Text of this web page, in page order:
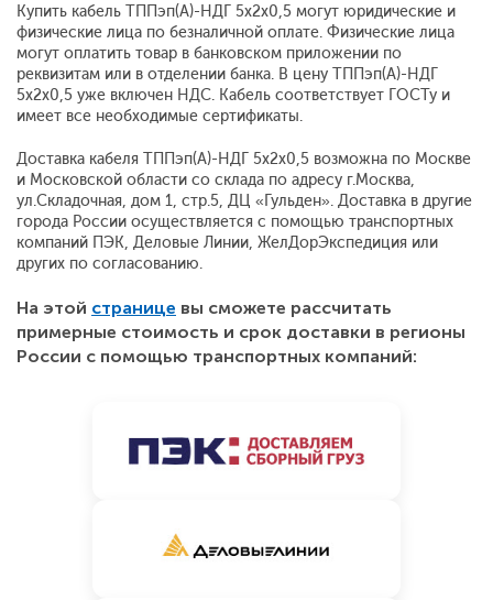
Купить кабель ТППэп(A)-НДГ 5x2x0,5 могут юридические и
физические лица по безналичной оплате. Физические лица
могут оплатить товар в банковском приложении по
реквизитам или в отделении банка. В цену ТППэп(A)-НДГ
5x2x0,5 уже включен НДС. Кабель соответствует ГОСТу и
имеет все необходимые сертификаты.
Доставка кабеля ТППэп(A)-НДГ 5x2x0,5 возможна по Москве
и Московской области со склада по адресу г.Москва,
ул.Складочная, дом 1, стр.5, ДЦ «Гульден». Доставка в другие
города России осуществляется с помощью транспортных
компаний ПЭК, Деловые Линии, ЖелДорЭкспедиция или
других по согласованию.
На этой странице вы сможете рассчитать
примерные стоимость и срок доставки в регионы
России с помощью транспортных компаний: